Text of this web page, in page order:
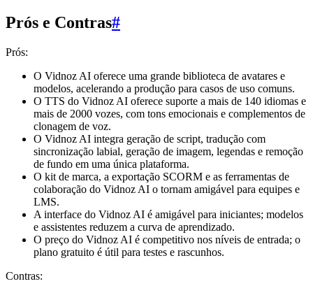
Prós e Contras#
Prós:
O Vidnoz AI oferece uma grande biblioteca de avatares e
modelos, acelerando a produção para casos de uso comuns.
O TTS do Vidnoz AI oferece suporte a mais de 140 idiomas e
mais de 2000 vozes, com tons emocionais e complementos de
clonagem de voz.
O Vidnoz AI integra geração de script, tradução com
sincronização labial, geração de imagem, legendas e remoção
de fundo em uma única plataforma.
O kit de marca, a exportação SCORM e as ferramentas de
colaboração do Vidnoz AI o tornam amigável para equipes e
LMS.
A interface do Vidnoz AI é amigável para iniciantes; modelos
e assistentes reduzem a curva de aprendizado.
O preço do Vidnoz AI é competitivo nos níveis de entrada; o
plano gratuito é útil para testes e rascunhos.
Contras: